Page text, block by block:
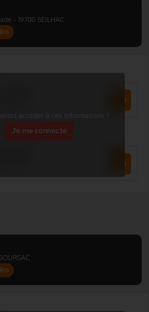
- 19700 SEILHAC
accéder à ces informations ?
Je me connecte